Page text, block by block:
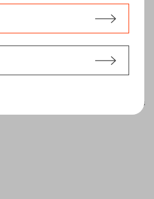
Effacer les filtres